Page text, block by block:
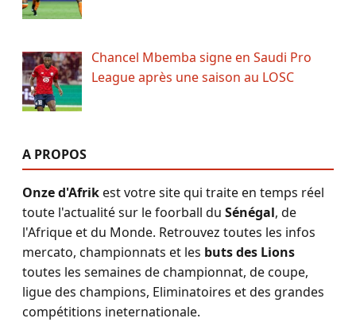
Chancel Mbemba signe en Saudi Pro
League après une saison au LOSC
A PROPOS
Onze d'Afrikest votre site qui traite en temps réel
toute l'actualité sur le foorball du Sénégal, de
l'Afrique et du Monde. Retrouvez toutes les infos
mercato, championnats et les buts des Lions
toutes les semaines de championnat, de coupe,
ligue des champions, Eliminatoires et des grandes
compétitions ineternationale.